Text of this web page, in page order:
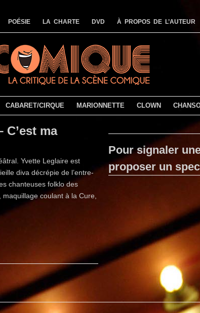
POÉSIE LA CHARTE DVD À PROPOS DE L’AUTEUR
CABARET/CIRQUE MARIONNETTE CLOWN
C’est ma
Yvette Leglaire est
diva décrépie de l’entre-
chanteuses folklo des
coulant à la Cure,
Pour signaler
proposer un